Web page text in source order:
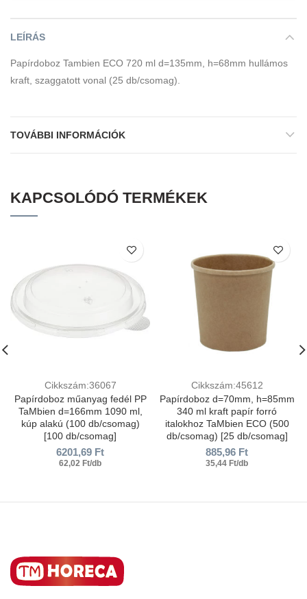
LEÍRÁS
Papírdoboz Tambien ECO 720 ml d=135mm, h=68mm hullámos
kraft, szaggatott vonal (25 db/csomag).
TOVÁBBI INFORMÁCIÓK
KAPCSOLÓDÓ TERMÉKEK
Cikkszám:36067
Papírdoboz műanyag fedél PP
TaMbien d=166mm 1090 ml,
kúp alakú (100 db/csomag)
[100 db/csomag]
6201,69 Ft
62,02 Ft/db
Cikkszám:45612
Papírdoboz d=70mm, h=85mm
340 ml kraft papír forró
italokhoz TaMbien ECO (500
db/csomag) [25 db/csomag]
885,96 Ft
35,44 Ft/db